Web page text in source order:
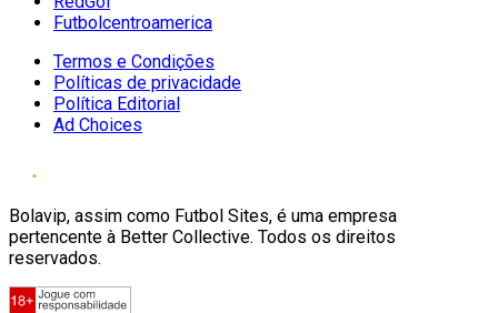
Futbolcentroamerica
Termos e Condições
Políticas de privacidade
Política Editorial
Ad Choices
Bolavip, assim como Futbol Sites, é uma empresa
pertencente à Better Collective. Todos os direitos
reservados.